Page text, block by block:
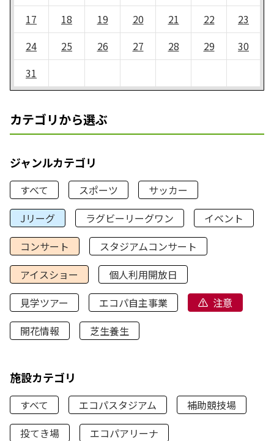
17
18 19 20 21 22
23
24
25 26 27 28 29
30
31
カテゴリから選ぶ
ジャンルカテゴリ
すべて スポーツ
サッカー
Jリーグ
ラグビーリーグワン
イベント
コンサート
スタジアムコンサート
アイスショー
個人利用開放日
見学ツアー
エコパ自主事業
注意
開花情報
芝生養生
施設カテゴリ
すべて エコパスタジアム
補助競技場
投てき場
エコパアリーナ